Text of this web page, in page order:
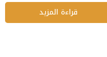
قراءة المزيد